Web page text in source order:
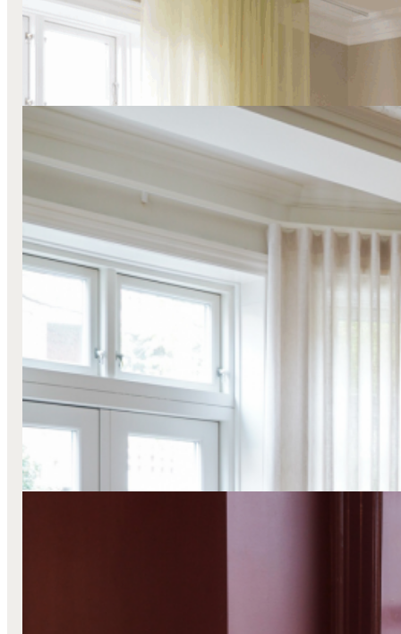
Kraftige Gardiner Lange Stofgardiner Stofgardiner
Hos Amanda Stilling
Læs mere